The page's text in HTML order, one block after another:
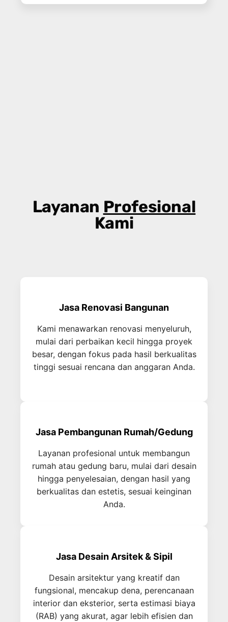
Layanan Profesional
Kami
Jasa Renovasi Bangunan
Kami menawarkan renovasi menyeluruh,
mulai dari perbaikan kecil hingga proyek
besar, dengan fokus pada hasil berkualitas
tinggi sesuai rencana dan anggaran Anda.
Jasa Pembangunan Rumah/Gedung
Layanan profesional untuk membangun
rumah atau gedung baru, mulai dari desain
hingga penyelesaian, dengan hasil yang
berkualitas dan estetis, sesuai keinginan
Anda.
Jasa Desain Arsitek & Sipil
Desain arsitektur yang kreatif dan
fungsional, mencakup dena, perencanaan
interior dan eksterior, serta estimasi biaya
(RAB) yang akurat, agar lebih efisien dan